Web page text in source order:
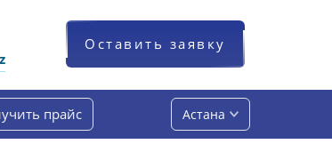
Оставить заявку
прайс Астана